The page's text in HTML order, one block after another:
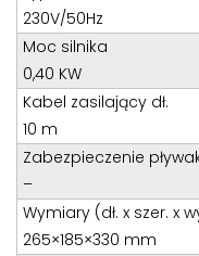
E-mail:
230V/50Hz
Moc silnika
0,40 KW
Kabel zasilający dł.
10 m
Zabezpieczenie
–
Wymiary (dł. x szer. x
265×185×330 mm